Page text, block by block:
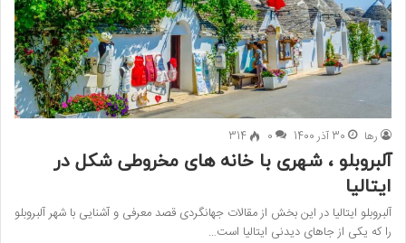
رها 30 آذر 1400 0
314
آلبروبلو ، شهری با خانه های مخروطی شکل در
ایتالیا
آلبروبلو ایتالیا در این بخش از مقالات جهانگردی قصد معرفی و آشنایی با شهر آلبروبلو
را که یکی از جاهای دیدنی ایتالیا است…